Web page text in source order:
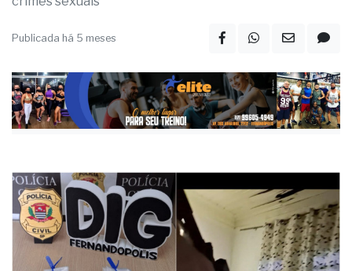
Antecedentes por furto, ameaça, lesão corporal e